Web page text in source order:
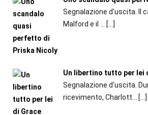
Segnalazione d'uscita. Il
Malford e il ...
[…]
Un libertino tutto per lei
Segnalazione d'uscita.
ricevimento, Charlott... […]